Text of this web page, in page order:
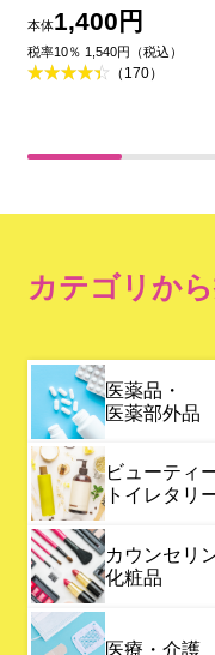
ネボウ化粧品
本体1,400円
税率10％ 1,540円（税込）
（170）
カテゴリか
医薬品・
医薬部外品
ビューティ
トイレタリ
カウンセリ
化粧品
医療・介護